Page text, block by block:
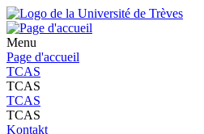
Menu
Page d'accueil
TCAS
TCAS
TCAS
TCAS
Kontakt